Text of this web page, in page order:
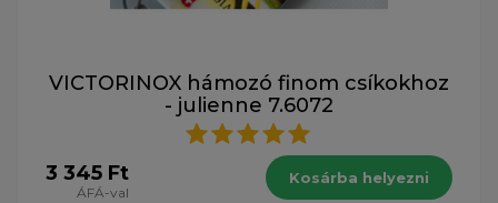
VICTORINOX hámozó finom csíkokhoz
- julienne 7.6072
3 345 Ft
ÁFÁ-val
Kosárba helyezni